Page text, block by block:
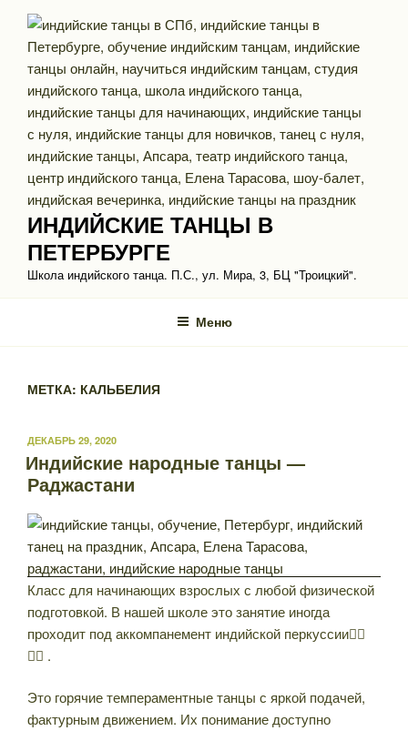
Перейти
содержимому
ИНДИЙСКИЕ ТАНЦЫ В
ПЕТЕРБУРГЕ
Школа индийского танца. П.С., ул. Мира, 3, БЦ "Троицкий".
Меню
МЕТКА: КАЛЬБЕЛИЯ
ОПУБЛИКОВАНО
ДЕКАБРЬ 29, 2020
Индийские народные танцы —
Раджастани
Класс для начинающих взрослых с любой физической
подготовкой. В нашей школе это занятие иногда
проходит под аккомпанемент индийской перкуссии👌🏻
👍🏻 .
Это горячие темпераментные танцы с яркой подачей,
фактурным движением. Их понимание доступно